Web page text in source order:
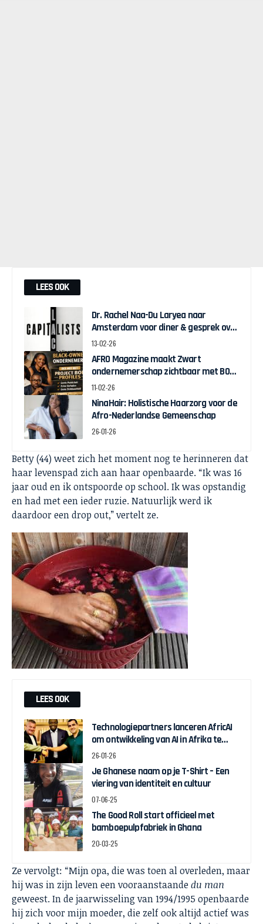
LEES OOK
Dr. Rachel Naa-Du Laryea naar
Amsterdam voor diner & gesprek over
Black Economic Empowerment
13-02-26
AFRO Magazine maakt Zwart
ondernemerschap zichtbaar met BOB
Profiles
11-02-26
NinaHair: Holistische Haarzorg voor de
Afro-Nederlandse Gemeenschap
26-01-26
Betty (44) weet zich het moment nog te herinneren dat
haar levenspad zich aan haar openbaarde. “Ik was 16
jaar oud en ik ontspoorde op school. Ik was opstandig
en had met een ieder ruzie. Natuurlijk werd ik
daardoor een drop out,” vertelt ze.
LEES OOK
Technologiepartners lanceren AfricAI
om ontwikkeling van AI in Afrika te
bevorderen
26-01-26
Je Ghanese naam op je T-Shirt – Een
viering van identiteit en cultuur
07-06-25
The Good Roll start officieel met
bamboepulpfabriek in Ghana
20-03-25
Ze vervolgt: “Mijn opa, die was toen al overleden, maar
hij was in zijn leven een vooraanstaandedu man
geweest. In de jaarwisseling van 1994/1995 openbaarde
hij zich voor mijn moeder, die zelf ook altijd actief was